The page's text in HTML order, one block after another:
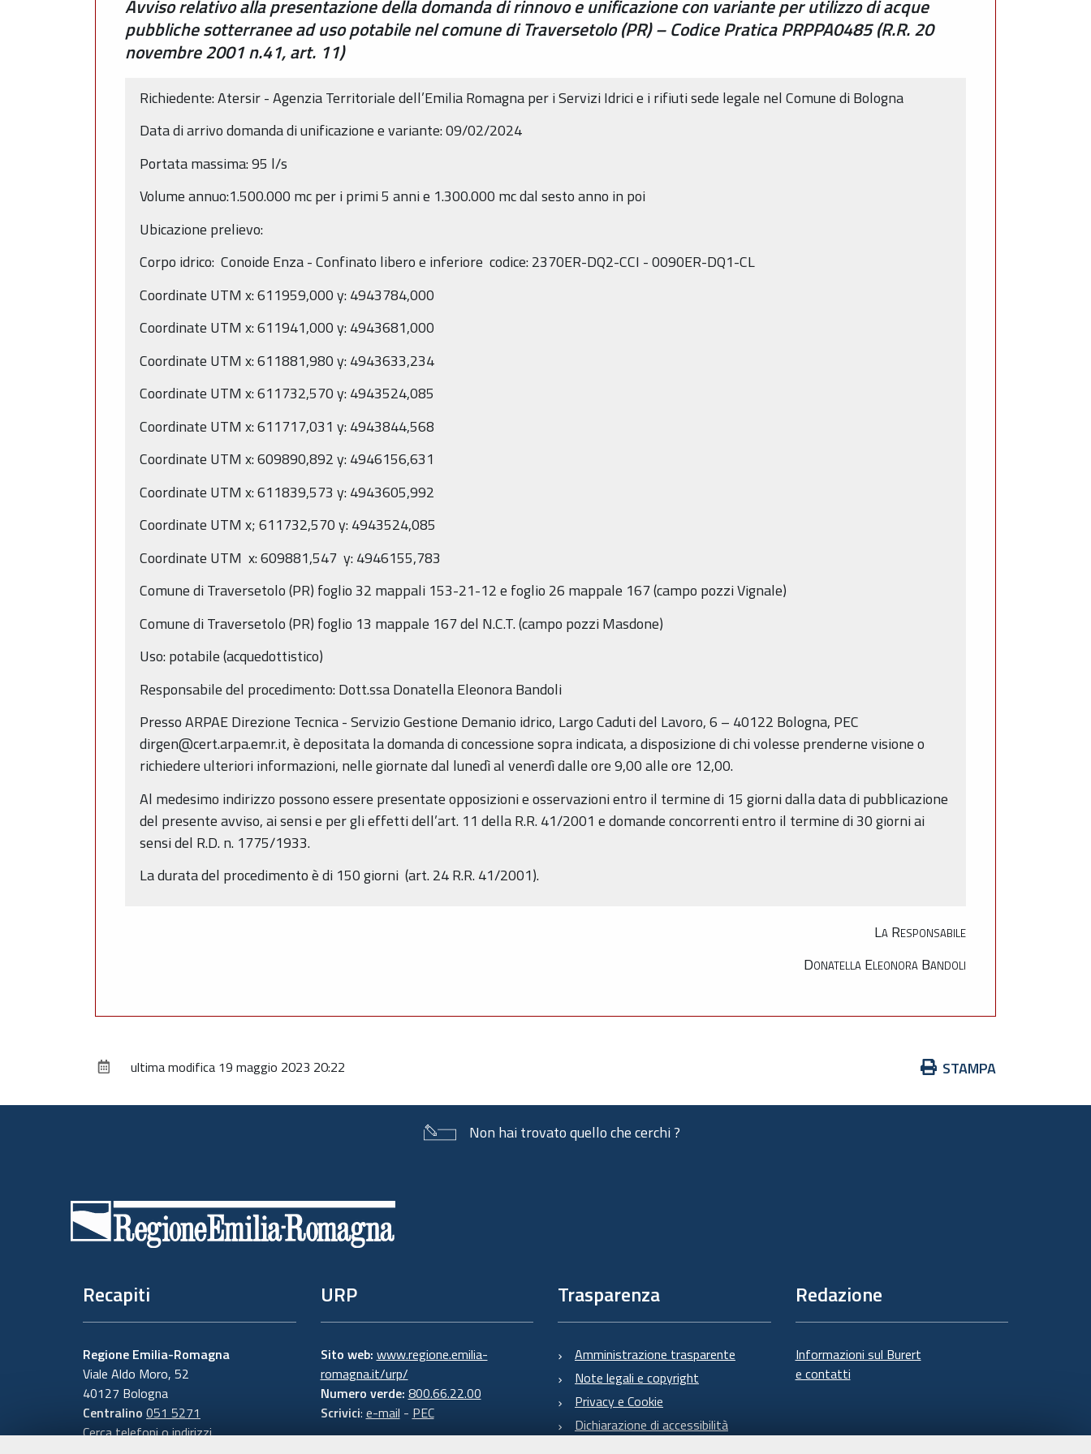
Avviso relativo alla presentazione della domanda di rinnovo e unificazione con variante per utilizzo di acque
pubbliche sotterranee ad uso potabile nel comune di Traversetolo (PR) – Codice Pratica PRPPA0485 (R.R. 20
novembre 2001 n.41, art. 11)
Richiedente: Atersir - Agenzia Territoriale dell’Emilia Romagna per i Servizi Idrici e i rifiuti sede legale nel Comune di Bologna
Data di arrivo domanda di unificazione e variante: 09/02/2024
Portata massima: 95 l/s
Volume annuo:1.500.000 mc per i primi 5 anni e 1.300.000 mc dal sesto anno in poi
Ubicazione prelievo:
Corpo idrico: Conoide Enza - Confinato libero e inferiore codice: 2370ER-DQ2-CCI - 0090ER-DQ1-CL
Coordinate UTM x: 611959,000 y: 4943784,000
Coordinate UTM x: 611941,000 y: 4943681,000
Coordinate UTM x: 611881,980 y: 4943633,234
Coordinate UTM x: 611732,570 y: 4943524,085
Coordinate UTM x: 611717,031 y: 4943844,568
Coordinate UTM x: 609890,892 y: 4946156,631
Coordinate UTM x: 611839,573 y: 4943605,992
Coordinate UTM x; 611732,570 y: 4943524,085
Coordinate UTM x: 609881,547 y: 4946155,783
Comune di Traversetolo (PR) foglio 32 mappali 153-21-12 e foglio 26 mappale 167 (campo pozzi Vignale)
Comune di Traversetolo (PR) foglio 13 mappale 167 del N.C.T. (campo pozzi Masdone)
Uso: potabile (acquedottistico)
Responsabile del procedimento: Dott.ssa Donatella Eleonora Bandoli
Presso ARPAE Direzione Tecnica - Servizio Gestione Demanio idrico, Largo Caduti del Lavoro, 6 – 40122 Bologna, PEC
dirgen@cert.arpa.emr.it, è depositata la domanda di concessione sopra indicata, a disposizione di chi volesse prenderne visione o
richiedere ulteriori informazioni, nelle giornate dal lunedì al venerdì dalle ore 9,00 alle ore 12,00.
Al medesimo indirizzo possono essere presentate opposizioni e osservazioni entro il termine di 15 giorni dalla data di pubblicazione
del presente avviso, ai sensi e per gli effetti dell’art. 11 della R.R. 41/2001 e domande concorrenti entro il termine di 30 giorni ai
sensi del R.D. n. 1775/1933.
La durata del procedimento è di 150 giorni (art. 24 R.R. 41/2001).
La Responsabile
Donatella Eleonora Bandoli
Azioni
documento
STAMPA
ultima modifica 19 maggio 2023 20:22
Non hai trovato quello che cerchi ?
Recapiti
Regione Emilia-Romagna
Viale Aldo Moro, 52
40127 Bologna
Centralino 051 5271
Cerca telefoni o indirizzi
URP
Sito web: www.regione.emilia-
romagna.it/urp/
Numero verde: 800.66.22.00
Scrivici: e-mail - PEC
Trasparenza
Amministrazione trasparente
Note legali e copyright
Privacy e Cookie
Dichiarazione di accessibilità
Redazione
Informazioni sul Burert
e contatti